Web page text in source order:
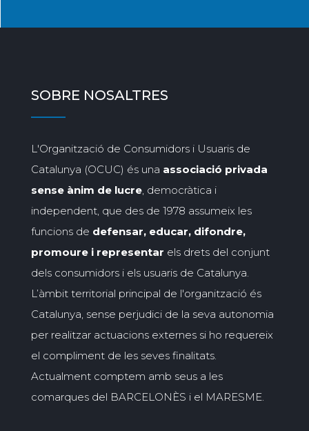
SOBRE NOSALTRES
L'Organització de Consumidors i Usuaris de
Catalunya (OCUC) és una associació privada
sense ànim de lucre, democràtica i
independent, que des de 1978 assumeix les
funcions de defensar, educar, difondre,
promoure i representar els drets del conjunt
dels consumidors i els usuaris de Catalunya.
L’àmbit territorial principal de l'organització és
Catalunya, sense perjudici de la seva autonomia
per realitzar actuacions externes si ho requereix
el compliment de les seves finalitats.
Actualment comptem amb seus a les
comarques del BARCELONÈS i el MARESME.